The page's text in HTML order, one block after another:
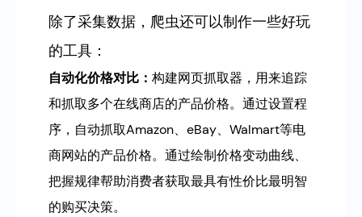
除了采集数据，爬虫还可以制作一些好玩
的工具：
自动化价格对比： 构建网页抓取器，用来追踪
和抓取多个在线商店的产品价格。通过设置程
序，自动抓取Amazon、eBay、Walmart等电
商网站的产品价格。通过绘制价格变动曲线、
把握规律帮助消费者获取最具有性价比最明智
的购买决策。